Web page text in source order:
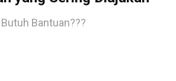
Butuh Bantuan???